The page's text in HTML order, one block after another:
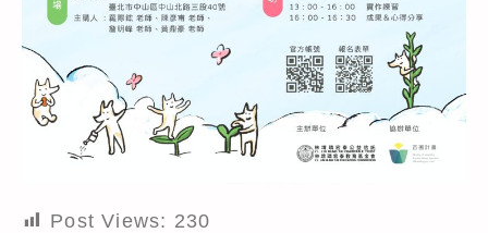
Post Views: 230